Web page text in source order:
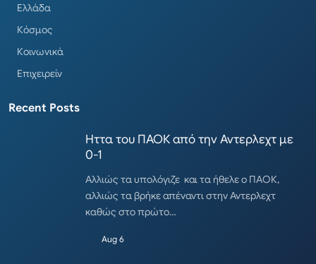
Ελλάδα
Κόσμος
Κοινωνικά
Επιχειρείν
Recent Posts
Ηττα του ΠΑΟΚ από την Αντερλεχτ με
0-1
Αλλιώς τα υπολόγιζε και τα ήθελε ο ΠΑΟΚ,
αλλιώς τα βρήκε απέναντι στην Αντερλεχτ
καθώς στο πρώτο…
Aug 6